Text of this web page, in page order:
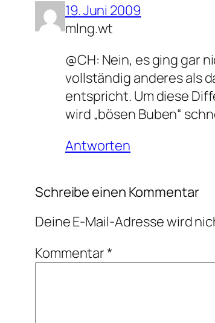
19. Juni 2009
mlng.wt
@CH: Nein, es ging gar
vollständig anderes als
entspricht. Um diese
wird „bösen Buben“
Antworten
Schreibe einen Kommentar
Deine E-Mail-Adresse wird
Kommentar*